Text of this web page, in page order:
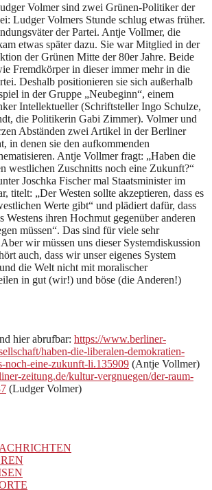
Volmer sind zwei Grünen-Politiker der
Ludger Volmers Stunde schlug etwas früher.
der Partei. Antje Vollmer, die
etwas später dazu. Sie war Mitglied in der
der Grünen Mitte der 80er Jahre. Beide
Fremdkörper in dieser immer mehr in die
Deshalb positionieren sie sich außerhalb
in der Gruppe „Neubeginn“, einem
Intellektueller (Schriftsteller Ingo Schulze,
die Politikerin Gabi Zimmer). Volmer und
Abständen zwei Artikel in der Berliner
in denen sie den aufkommenden
Antje Vollmer fragt: „Haben die
westlichen Zuschnitts noch eine Zukunft?“
Joschka Fischer mal Staatsminister im
titelt: „Der Westen sollte akzeptieren, dass es
Werte gibt“ und plädiert dafür, dass
Westens ihren Hochmut gegenüber anderen
müssen“. Das sind für viele sehr
wir müssen uns dieser Systemdiskussion
auch, dass wir unser eigenes System
die Welt nicht mit moralischer
in gut (wir!) und böse (die Anderen!)
hier abrufbar: https://www.berliner-
haben-die-liberalen-demokratien-
noch-eine-zukunft-li.135909 (Antje Vollmer)
zeitung.de/kultur-vergnuegen/der-raum-
(Ludger Volmer)